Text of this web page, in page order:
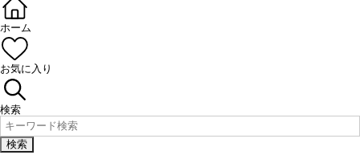
ホーム
お気に入り
検索
検索